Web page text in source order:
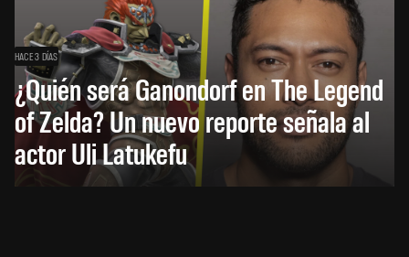
HACE 3 DÍAS
¿Quién será Ganondorf en The Legend
of Zelda? Un nuevo reporte señala al
actor Uli Latukefu